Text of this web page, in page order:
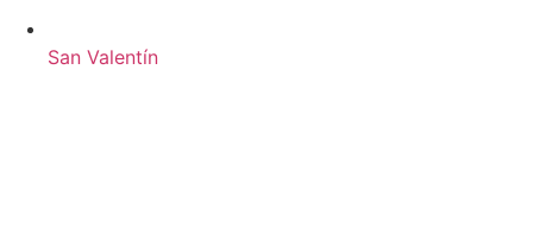
San Valentín